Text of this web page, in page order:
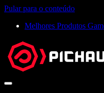
Pular para o conteúdo
Melhores Produtos
Abrir